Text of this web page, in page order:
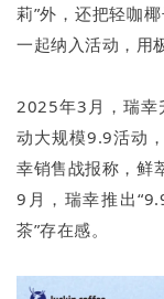
莉”外，还把轻咖
一起纳入活动，用
2025年3月，瑞幸
动大规模9.9活动
幸销售战报称，鲜
9月，瑞幸推出
茶”存在感。